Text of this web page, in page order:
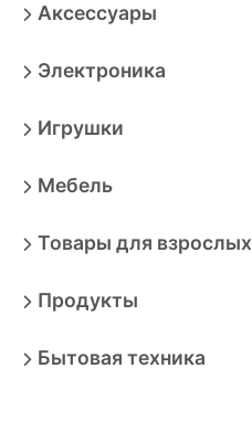
Аксессуары
Электроника
Игрушки
Мебель
Товары для взрослых
Продукты
Бытовая техника